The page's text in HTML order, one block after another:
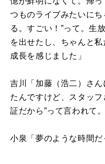
つものライブみたいに
る。すごい！”って。生
を出せたし、ちゃんと
成長を感じました」
吉川「加藤（浩二）さん
たんですけど、スタッ
証だから”って言われて
小泉「夢のような時間だ